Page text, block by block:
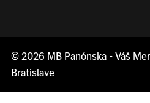
© 2026 MB Panónska - Váš
Bratislave